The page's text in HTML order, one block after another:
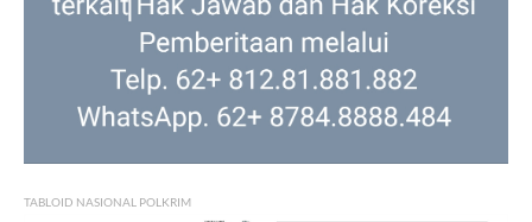
TABLOID NASIONAL POLKRIM